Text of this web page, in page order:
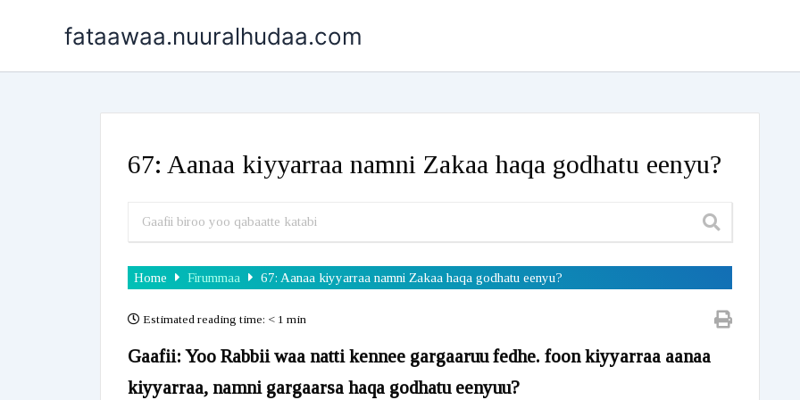
fataawaa.nuuralhudaa.com
67: Aanaa kiyyarraa namni Zakaa haqa godhatu eenyu?
Home Firummaa 67: Aanaa kiyyarraa namni Zakaa haqa godhatu eenyu?
Estimated reading time: < 1 min
Gaafii: Yoo Rabbii waa natti kennee gargaaruu fedhe. foon kiyyarraa aanaa
kiyyarraa, namni gargaarsa haqa godhatu eenyuu?